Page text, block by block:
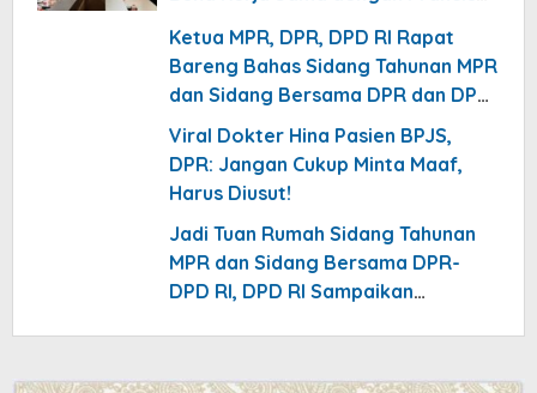
Ketua MPR, DPR, DPD RI Rapat
Bareng Bahas Sidang Tahunan MPR
dan Sidang Bersama DPR dan DPD
RI
Viral Dokter Hina Pasien BPJS,
DPR: Jangan Cukup Minta Maaf,
Harus Diusut!
Jadi Tuan Rumah Sidang Tahunan
MPR dan Sidang Bersama DPR-
DPD RI, DPD RI Sampaikan